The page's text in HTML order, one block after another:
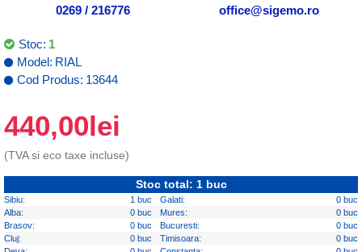
0269 / 216776 office@sigemo.ro
440,00lei
(TVA si eco taxe incluse)
Stoc: 1
Model: RIAL
Cod Produs: 13644
Stoc total: 1 buc
Sibiu: 1 buc Galati:
0 buc
Alba:
0 buc Mures:
0 buc
Brasov:
0 buc Bucuresti:
0 buc
Cluj:
0 buc Timisoara:
0 buc